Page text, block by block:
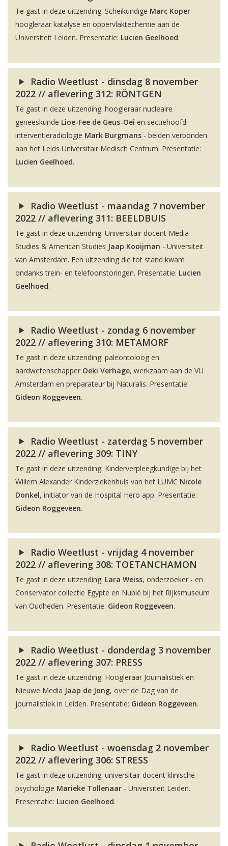
Te gast in deze uitzending: Scheikundige Marc Koper -
hoogleraar katalyse en oppervlaktechemie aan de
Universiteit Leiden. Presentatie: Lucien Geelhoed.
Radio Weetlust - dinsdag 8 november
2022 // aflevering 312: RÖNTGEN
Te gast in deze uitzending: hoogleraar nucleaire
geneeskunde Lioe-Fee de Geus-Oei en sectiehoofd
interventieradiologie Mark Burgmans - beiden verbonden
aan het Leids Universitair Medisch Centrum. Presentatie:
Lucien Geelhoed.
Radio Weetlust - maandag 7 november
2022 // aflevering 311: BEELDBUIS
Te gast in deze uitzending: Universitair docent Media
Studies & American Studies Jaap Kooijman - Universiteit
van Amsterdam. Een uitzending die tot stand kwam
ondanks trein- en telefoonstoringen. Presentatie: Lucien
Geelhoed.
Radio Weetlust - zondag 6 november
2022 // aflevering 310: METAMORF
Te gast in deze uitzending: paleontoloog en
aardwetenschapper Oeki Verhage, werkzaam aan de VU
Amsterdam en preparateur bij Naturalis. Presentatie:
Gideon Roggeveen.
Radio Weetlust - zaterdag 5 november
2022 // aflevering 309: TINY
Te gast in deze uitzending: Kinderverpleegkundige bij het
Willem Alexander Kinderziekenhuis van het LUMC Nicole
Donkel, initiator van de Hospital Hero app. Presentatie:
Gideon Roggeveen.
Radio Weetlust - vrijdag 4 november
2022 // aflevering 308: TOETANCHAMON
Te gast in deze uitzending: Lara Weiss, onderzoeker - en
Conservator collectie Egypte en Nubië bij het Rijksmuseum
van Oudheden. Presentatie: Gideon Roggeveen.
Radio Weetlust - donderdag 3 november
2022 // aflevering 307: PRESS
Te gast in deze uitzending: Hoogleraar Journalistiek en
Nieuwe Media Jaap de Jong, over de Dag van de
journalistiek in Leiden. Presentatie: Gideon Roggeveen.
Radio Weetlust - woensdag 2 november
2022 // aflevering 306: STRESS
Te gast in deze uitzending: universitair docent klinische
psychologie Marieke Tollenaar - Universiteit Leiden.
Presentatie: Lucien Geelhoed.